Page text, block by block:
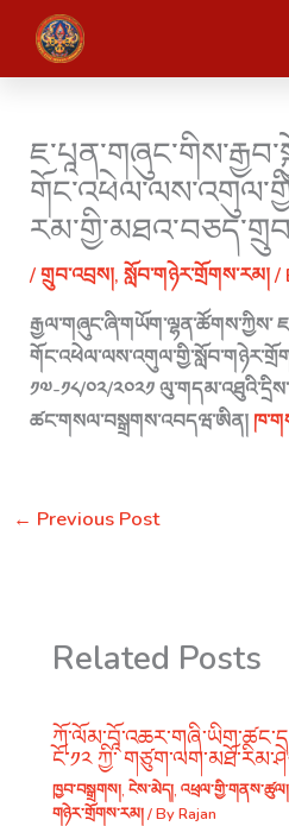
content
/གྲུབ་འབྲས།,སློབ་གཉེར་གྲོགས་རམ།/
རྒྱལ་གཞུང་ཞི་གཡོག་ལྷན་ཚོགས་ཀྱིས་
༡༧-༡༨/༠༢/༢༠༢༡
ཚང་གསལ་བསྒྲགས་འབདཝ་ཨིན།
← Previous Post
Related Posts
ངོ་༡༢ ཀྱི་
ཁྱབ་བསྒྲགས།, ངེས་མེད།, འཕྲལ་གྱི་གནས་ཚུལ།
གཉེར་གྲོགས་རམ།/ ByRajan